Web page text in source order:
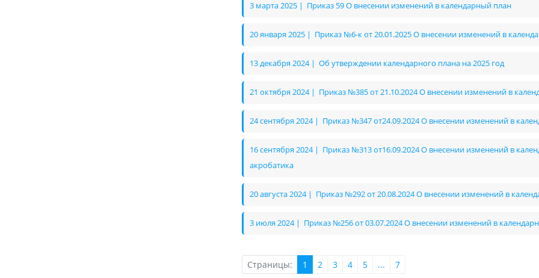
3 марта 2025 | Приказ 59 О внесении изменений в календарный план
20 января 2025 | Приказ №6-к от 20.01.2025 О внесении изменений в
13 декабря 2024 | Об утверждении календарного плана на 2025 год
21 октября 2024 | Приказ №385 от 21.10.2024 О внесении изменений в
24 сентября 2024 | Приказ №347 от24.09.2024 О внесении изменений в
16 сентября 2024 | Приказ №313 от16.09.2024 О внесении изменений в
акробатика
20 августа 2024 | Приказ №292 от 20.08.2024 О внесении изменений в
3 июля 2024 | Приказ №256 от 03.07.2024 О внесении изменений в
Страницы: 1 2 3 4 5 ... 7